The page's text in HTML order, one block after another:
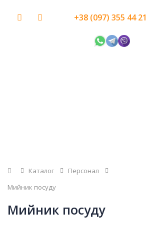
+38 (097) 355 44 21
Головна
Каталог
Персонал
Мийник посуду
Мийник посуду